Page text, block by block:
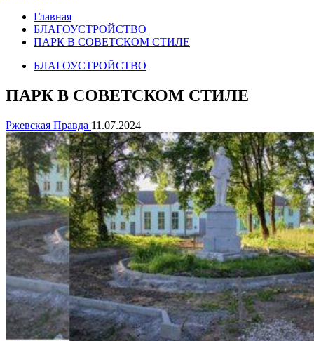
Главная
БЛАГОУСТРОЙСТВО
ПАРК В СОВЕТСКОМ СТИЛЕ
БЛАГОУСТРОЙСТВО
ПАРК В СОВЕТСКОМ СТИЛЕ
Ржевская Правда 11.07.2024